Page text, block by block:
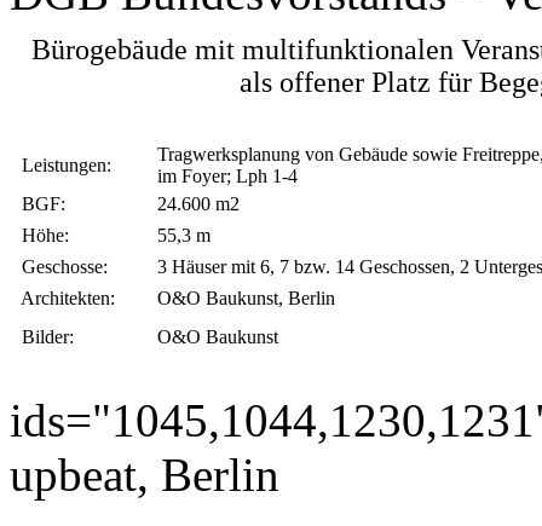
Bürogebäude mit multifunktionalen
als offener Platz für
Leistungen:
Tragwerksplanung von Gebäude sowie
im Foyer; Lph 1-4
BGF:
24.600 m2
Höhe:
55,3 m
Geschosse:
3 Häuser mit 6, 7 bzw. 14 Geschossen, 2
Architekten:
O&O Baukunst, Berlin
Bilder:
O&O Baukunst
upbeat, Berlin